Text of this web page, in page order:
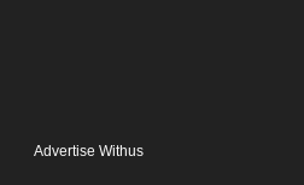
Advertise Withus